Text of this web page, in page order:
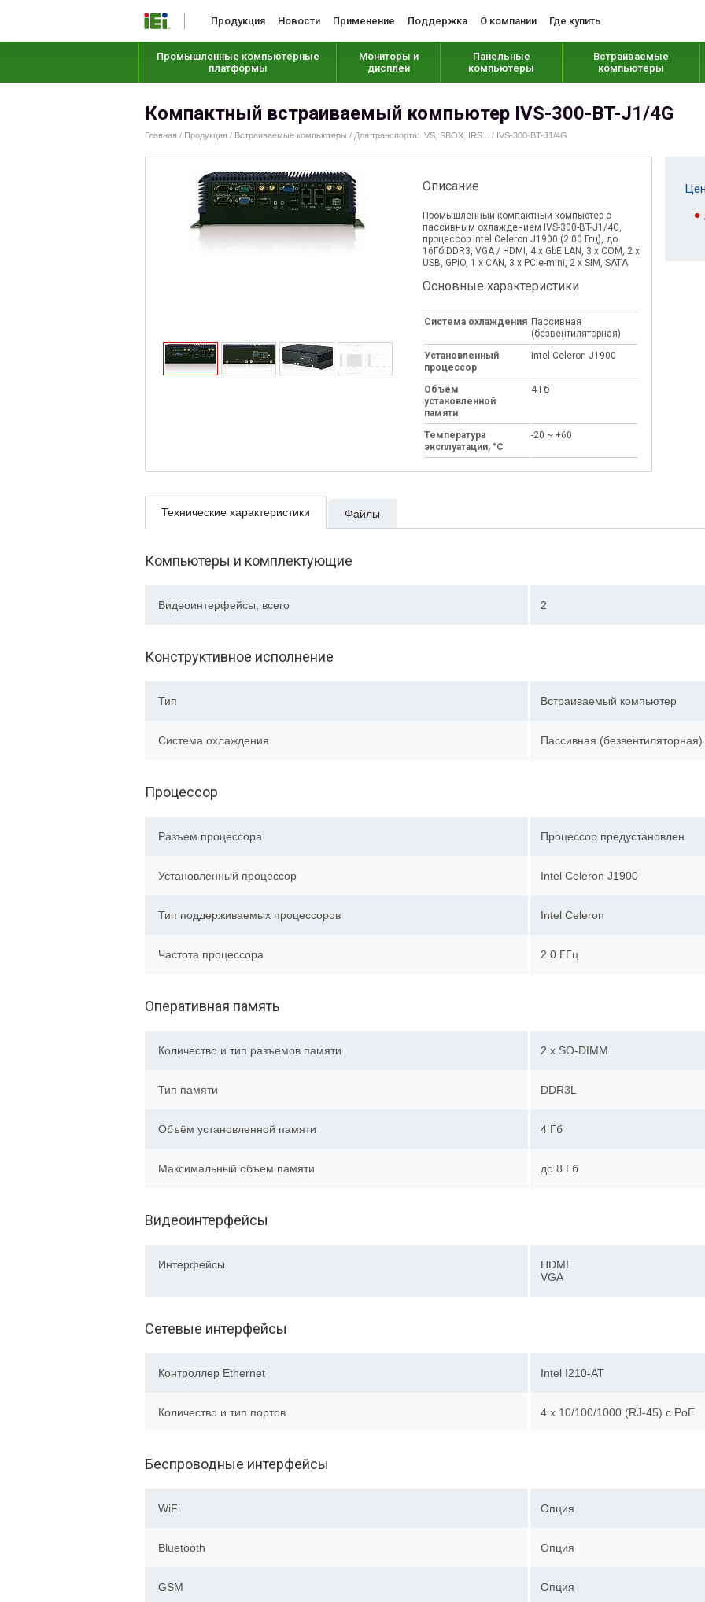
Продукция Новости Применение Поддержка О компании Где купить
Промышленные компьютерные
платформы
Мониторы и
дисплеи
Панельные
компьютеры
Встраиваемые
компьютеры
Компактный встраиваемый компьютер IVS-300-BT-J1/4G
Главная / Продукция / Встраиваемые компьютеры / Для транспорта: IVS, SBOX, IRS... / IVS-300-BT-J1/4G
Описание
Промышленный компактный компьютер с
пассивным охлаждением IVS-300-BT-J1/4G,
процессор Intel Celeron J1900 (2.00 Ггц), до
16Гб DDR3, VGA / HDMI, 4 x GbE LAN, 3 x COM, 2 x
USB, GPIO, 1 x CAN, 3 x PCIe-mini, 2 x SIM, SATA
Основные характеристики
Система охлаждения Пассивная
(безвентиляторная)
Установленный
процессор
Intel Celeron J1900
Объём
установленной
памяти
4 Гб
Температура
эксплуатации, °C
-20 ~ +60
Технические характеристики Файлы
Компьютеры и комплектующие
Видеоинтерфейсы, всего 2
Конструктивное исполнение
Тип Встраиваемый компьютер
Система охлаждения Пассивная
Процессор
Разъем процессора Процессор предустановлен
Установленный процессор Intel Celeron J1900
Тип поддерживаемых процессоров Intel Celeron
Частота процессора 2.0 ГГц
Оперативная память
Количество и тип разъемов памяти 2 x SO-DIMM
Тип памяти DDR3L
Объём установленной памяти 4 Гб
Максимальный объем памяти до 8 Гб
Видеоинтерфейсы
Интерфейсы
HDMI
VGA
Сетевые интерфейсы
Контроллер Ethernet Intel I210-AT
Количество и тип портов 4 x 10/100/1000 (RJ-45) c PoE
Беспроводные интерфейсы
WiFi Опция
Bluetooth Опция
GSM Опция